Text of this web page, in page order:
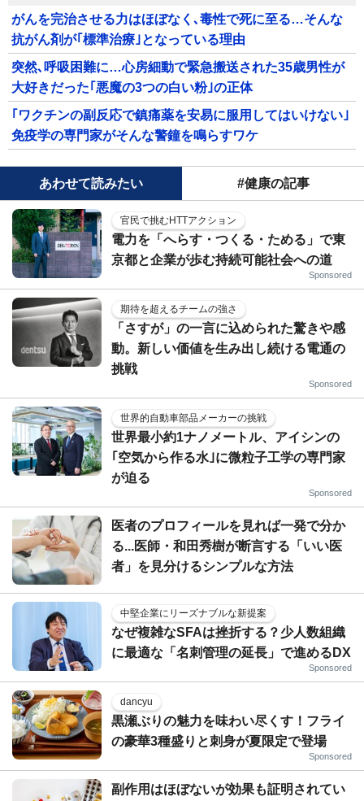
がんを完治させる力はほぼなく､毒性で死に至る…そんな
抗がん剤が｢標準治療｣となっている理由
突然､呼吸困難に…心房細動で緊急搬送された35歳男性が
大好きだった｢悪魔の3つの白い粉｣の正体
｢ワクチンの副反応で鎮痛薬を安易に服用してはいけない｣
免疫学の専門家がそんな警鐘を鳴らすワケ
あわせて読みたい #健康の記事
官民で挑むHTTアクション
電力を「へらす・つくる・ためる」で東
京都と企業が歩む持続可能社会への道
Sponsored
期待を超えるチームの強さ
「さすが」の一言に込められた驚きや感
動。新しい価値を生み出し続ける電通の
挑戦
Sponsored
世界的自動車部品メーカーの挑戦
世界最小約1ナノメートル、アイシンの
｢空気から作る水｣に微粒子工学の専門家
が迫る
Sponsored
医者のプロフィールを見れば一発で分か
る...医師・和田秀樹が断言する「いい医
者」を見分けるシンプルな方法
中堅企業にリーズナブルな新提案
なぜ複雑なSFAは挫折する？少人数組織
に最適な「名刺管理の延長」で進めるDX
Sponsored
dancyu
黒瀬ぶりの魅力を味わい尽くす！フライ
の豪華3種盛りと刺身が夏限定で登場
Sponsored
副作用はほぼないが効果も証明されてい